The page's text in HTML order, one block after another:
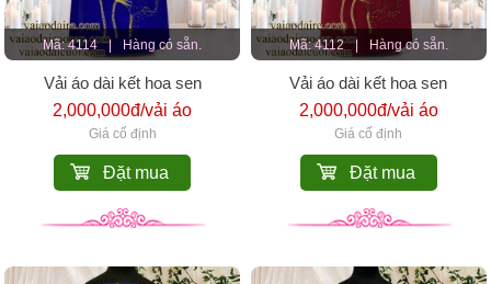
Mã: 4114 | Hàng có sẵn.
Vải áo dài kết hoa sen
2,000,000đ/vải áo
Giá cố định
Đặt mua
Mã: 4112 | Hàng có sẵn.
Vải áo dài kết hoa sen
2,000,000đ/vải áo
Giá cố định
Đặt mua